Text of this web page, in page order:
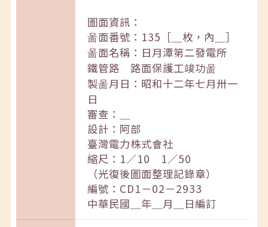
圖面資訊：
啚面番號：135［＿枚，內＿］
啚面名稱：日月潭第二發電所
鐵管路 路面保護工竣功啚
製啚月日：昭和十二年七月卅一
日
審查：＿
設計：阿部
臺灣電力株式會社
縮尺：1／10 1／50
（光復後圖面整理記錄章）
編號：CD1－02－2933
中華民國＿年＿月＿日編訂